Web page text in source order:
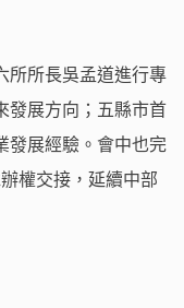
所所長吳孟道進行專
發展方向；五縣市首
發展經驗。會中也完
權交接，延續中部